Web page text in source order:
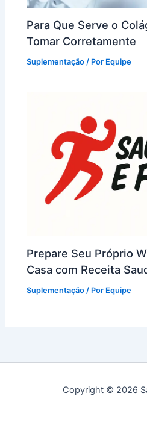
Para Que Serve o
Tomar Corretamente
Suplementação / Por Equipe
Prepare Seu Próprio
Casa com Receita
Suplementação / Por Equipe
Copyright © 2026